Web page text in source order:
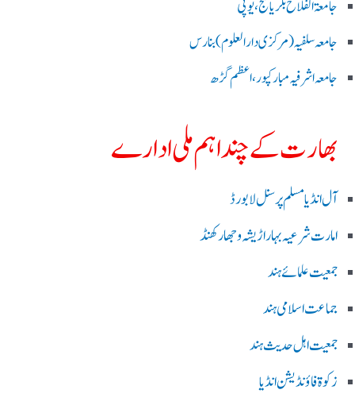
جامعۃ الفلاح بلریاگنج،یوپی
جامعہ سلفیہ(مرکزی دارالعلوم )بنارس
جامعہ اشرفیہ مبارکپور،اعظم گڑھ
بھارت کے چند اہم ملی ادارے
آل انڈیا مسلم پرسنل لا بورڈ
امارت شرعیہ بہار اڑیشہ و جھارکھنڈ
جمعیت علمائے ہند
جماعت اسلامی ہند
جمعیت اہل حدیث ہند
زکوۃ فاؤنڈیشن انڈیا